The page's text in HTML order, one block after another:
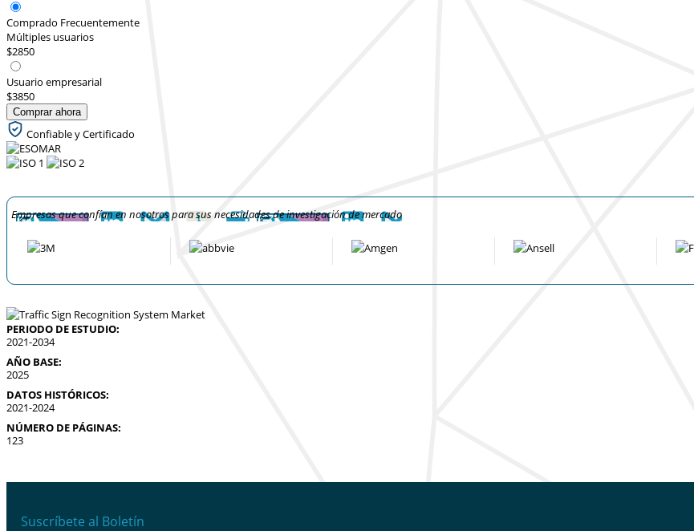
Comprado Frecuentemente
Múltiples usuarios
$2850
Usuario empresarial
$3850
Comprar ahora
Confiable y Certificado
Empresas que confían en nosotros para sus necesidades de investigación de mercado
PERIODO DE ESTUDIO:
2021-2034
AÑO BASE:
2025
DATOS HISTÓRICOS:
2021-2024
NÚMERO DE PÁGINAS:
123
Suscríbete al Boletín